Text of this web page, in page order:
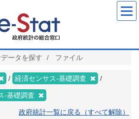
ータを探す ファイル
経済センサス‐基礎調査
‐基礎調査
政府統計一覧に戻る（すべて解除）